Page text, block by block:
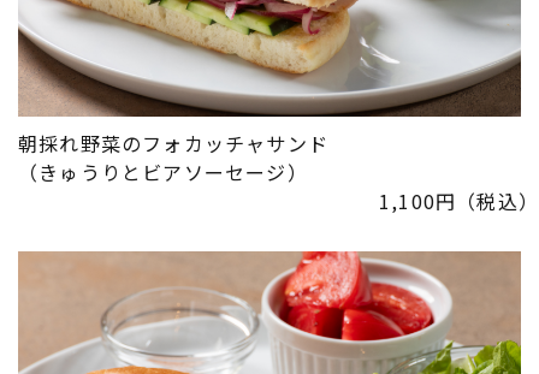
朝採れ野菜のフォカッチャサンド
​​​​​​​（きゅうりとビアソーセージ）
1,100円（税込）